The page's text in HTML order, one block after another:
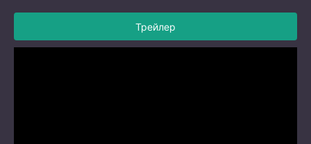
Трейлер